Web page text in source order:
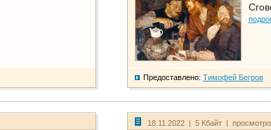
Предоставлено: Тимофей Бегров
18.11.2022 | 5 Кбайт |